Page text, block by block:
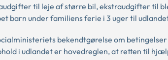
til leje af større bil, ekstraudgifter til
barn under familiens ferie i 3 uger til
bekendtgørelse om
i udlandet er hovedreglen, at retten til